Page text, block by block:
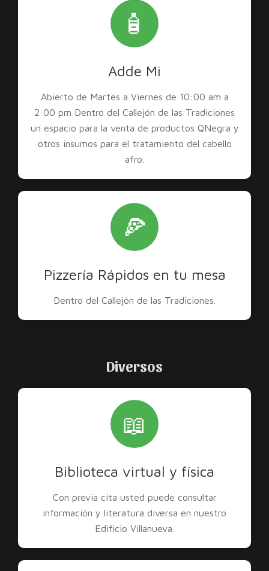
🧴
Adde Mi
Abierto de Martes a Viernes de 10:00 am a
2:00 pm Dentro del Callejón de las Tradiciones
un espacio para la venta de productos QNegra y
otros insumos para el tratamiento del cabello
afro.
🍕
Pizzería Rápidos en tu mesa
Dentro del Callejón de las Tradiciones.
Diversos
📖
Biblioteca virtual y física
Con previa cita usted puede consultar
información y literatura diversa en nuestro
Edificio Villanueva.